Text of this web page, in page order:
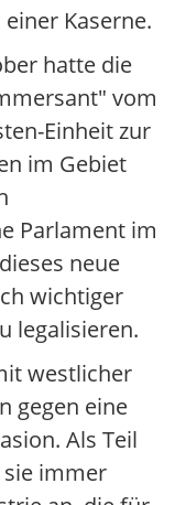
Kaserne.
hatte die
vom
Einheit zur
im Gebiet
Parlament im
neue
wichtiger
legalisieren.
westlicher
gegen eine
Als Teil
immer